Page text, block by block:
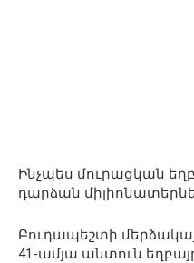
Ինչպես մուրացկան
դարձան
Բուդապեշտի
41-ամյա անտուն